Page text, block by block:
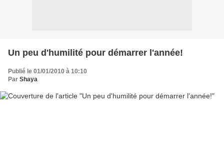
Un peu d'humilité pour démarrer l'année!
Publié le 01/01/2010 à 10:10
Par Shaya